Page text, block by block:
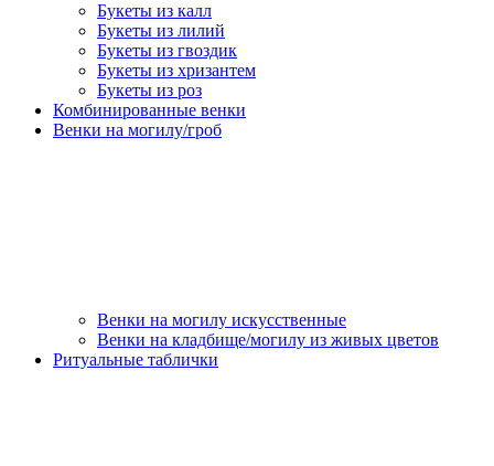
Букеты из калл
Букеты из лилий
Букеты из гвоздик
Букеты из хризантем
Букеты из роз
Комбинированные венки
Венки на могилу/гроб
Венки на могилу искусственные
Венки на кладбище/могилу из живых цветов
Ритуальные таблички